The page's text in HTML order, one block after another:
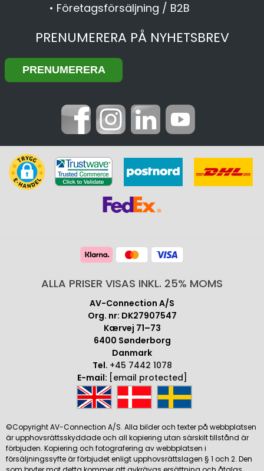
• Företagsförsäljning / B2B
PRENUMERERA PÅ NYHETSBREV
ALLA PRISER VISAS INKL. 25% MOMS
AV-Connection A/S
Org. nr: DK27907547
Kærvej 71–73
6400 Sønderborg
Danmark
Tel. +45 7442 1078
E-mail: [email protected]
©Copyright AV-Connection A/S. Alla bilder och texter på webbplatsen
är upphovsrättsskyddade och all kopiering utan särskilt tillstånd är
förbjuden. Kopiering och fotografering av webbplatsen i
försäljningssyfte är förbjudet enligt upphovsrättslagen § 1 och 2. Den